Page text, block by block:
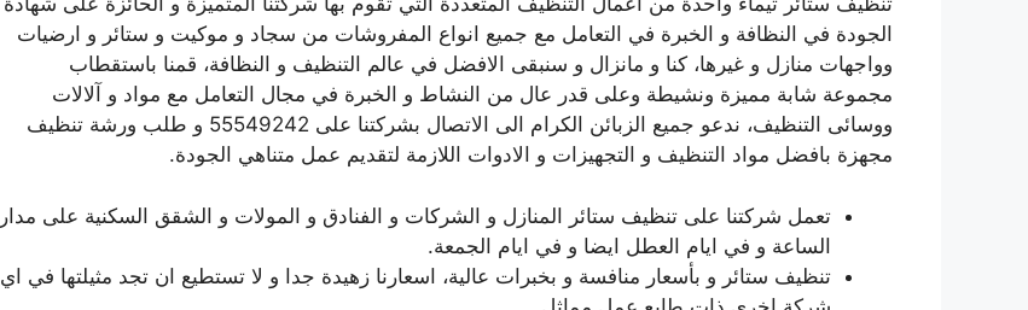
الجودة في النظافة و الخبرة في التعامل مع جميع انواع المفروشات من سجاد و موكيت و ستائر و ارضيات
وواجهات منازل و غيرها، كنا و مانزال و سنبقى الافضل في عالم التنظيف و النظافة، قمنا باستقطاب
مجموعة شابة مميزة ونشيطة وعلى قدر عال من النشاط و الخبرة في مجال التعامل مع مواد و آلالات
ووسائى التنظيف، ندعو جميع الزبائن الكرام الى الاتصال بشركتنا على 55549242 و طلب ورشة تنظيف
مجهزة بافضل مواد التنظيف و التجهيزات و الادوات اللازمة لتقديم عمل متناهي الجودة.
تعمل شركتنا على تنظيف ستائر المنازل و الشركات و الفنادق و المولات و الشقق السكنية على مدار
الساعة و في ايام العطل ايضا و في ايام الجمعة.
تنظيف ستائر و بأسعار منافسة و بخبرات عالية، اسعارنا زهيدة جدا و لا تستطيع ان تجد مثيلتها في اي